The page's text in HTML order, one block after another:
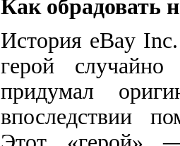
Как обрадовать
История eBay
герой случайно
придумал
впоследствии